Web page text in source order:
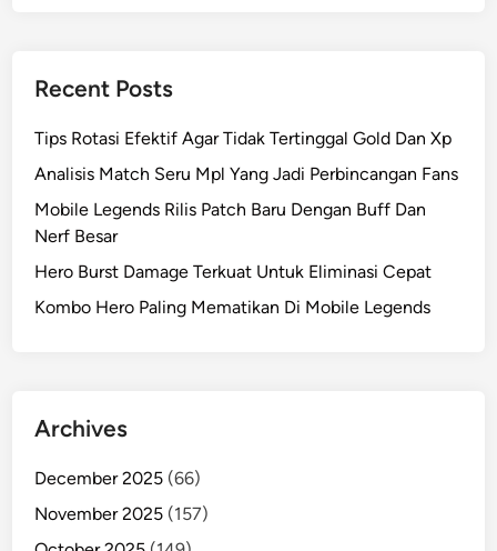
Recent Posts
Tips Rotasi Efektif Agar Tidak Tertinggal Gold Dan Xp
Analisis Match Seru Mpl Yang Jadi Perbincangan Fans
Mobile Legends Rilis Patch Baru Dengan Buff Dan
Nerf Besar
Hero Burst Damage Terkuat Untuk Eliminasi Cepat
Kombo Hero Paling Mematikan Di Mobile Legends
Archives
December 2025 (66)
November 2025 (157)